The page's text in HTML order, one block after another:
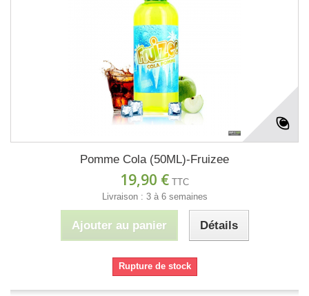
Pomme Cola (50ML)-Fruizee
19,90 € TTC
Livraison : 3 à 6 semaines
Ajouter au panier Détails
Rupture de stock